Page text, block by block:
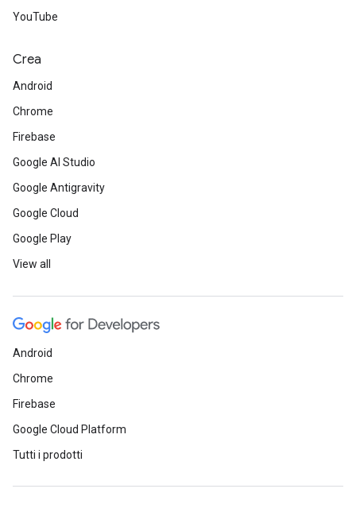
YouTube
Crea
Android
Chrome
Firebase
Google AI Studio
Google Antigravity
Google Cloud
Google Play
View all
Android
Chrome
Firebase
Google Cloud Platform
Tutti i prodotti